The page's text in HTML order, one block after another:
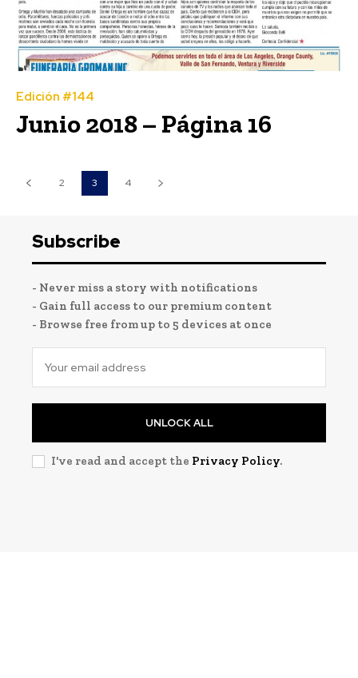
Edición #144
Junio 2018 – Página 16
2 3 4
Subscribe
- Never miss a story with notifications
- Gain full access to our premium content
- Browse free from up to 5 devices at once
UNLOCK ALL
I've read and accept the Privacy Policy.